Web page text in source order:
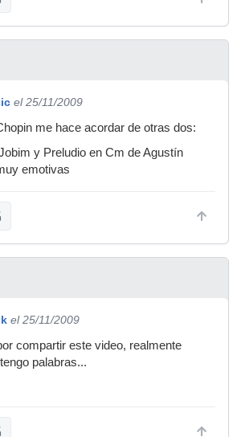
el 25/11/2009
me hace acordar de otras dos:
y Preludio en Cm de Agustín
emotivas
el 25/11/2009
compartir este video, realmente
palabras...